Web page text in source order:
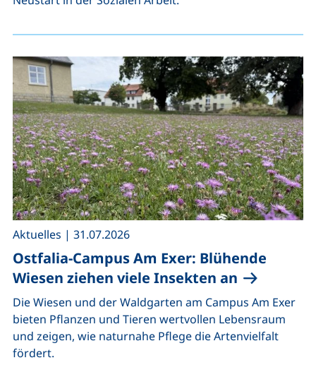
Ostfalia-Campus Am Exer: Blühende
Wiesen ziehen viele Insekten an
Aktuelles | 31.07.2026
Die Wiesen und der Waldgarten am Campus Am Exer
bieten Pflanzen und Tieren wertvollen Lebensraum
und zeigen, wie naturnahe Pflege die Artenvielfalt
fördert.